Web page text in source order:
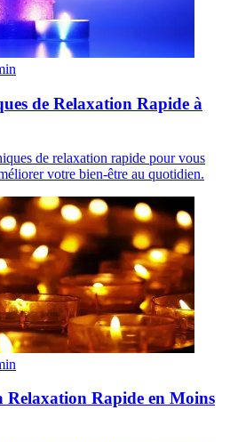
de Relaxation Rapide à
de relaxation rapide pour vous
votre bien-être au quotidien.
Rapide en Moins